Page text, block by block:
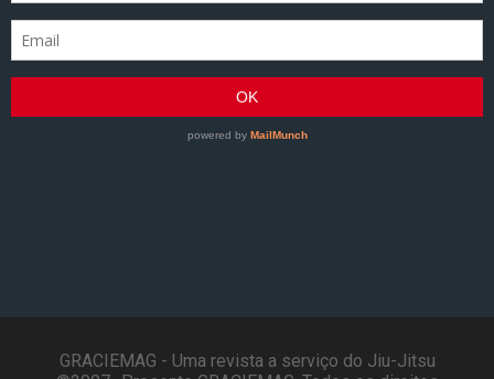
GRACIEMAG - Uma revista a serviço do Jiu-Jitsu